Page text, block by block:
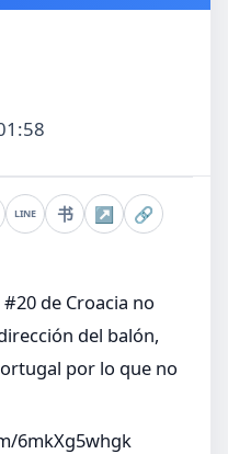
LINE 书 ↗ 🔗
de Croacia no
del balón,
por lo que no
6mkXg5whgk